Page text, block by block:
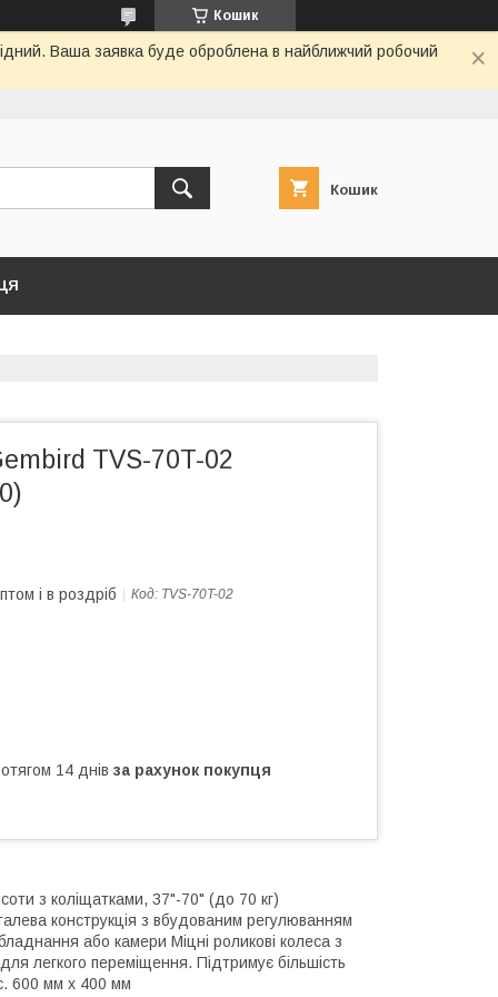
Кошик
Ваша заявка буде оброблена в найближчий робочий
Кошик
TVS-70T-02
і в роздріб Код: TVS-70T-02
14 днів за рахунок покупця
з коліщатками, 37"-70" (до 70 кг)
конструкція з вбудованим регулюванням
або камери Міцні роликові колеса з
легкого переміщення. Підтримує більшість
600 мм x 400 мм